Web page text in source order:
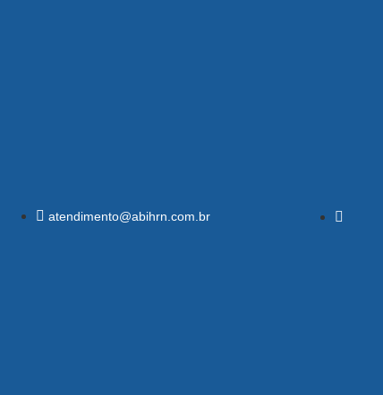
atendimento@abihrn.com.br